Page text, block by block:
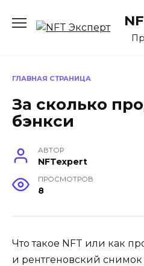
содержанию
ГЛАВНАЯ СТРАНИЦА
За сколько
бэнкси
АВТОР
NFTexpert
ПРОСМОТРОВ
8
Что такое NFT или как
и рентгеновский